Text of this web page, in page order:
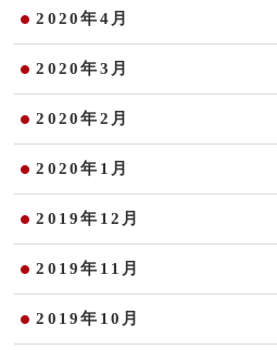
2020年4月
2020年3月
2020年2月
2020年1月
2019年12月
2019年11月
2019年10月